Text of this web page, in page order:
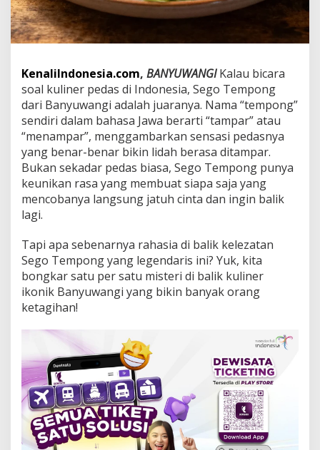
s
S
g
T
e
m
p
o
n
g
y
a
n
g
i
n
N
a
KenaliIndonesia.com, BANYUWANGIKalau bicara
soal kuliner pedas di Indonesia, Sego Tempong
dari Banyuwangi adalah juaranya. Nama “tempong”
sendiri dalam bahasa Jawa berarti “tampar” atau
“menampar”, menggambarkan sensasi pedasnya
yang benar-benar bikin lidah berasa ditampar.
Bukan sekadar pedas biasa, Sego Tempong punya
keunikan rasa yang membuat siapa saja yang
mencobanya langsung jatuh cinta dan ingin balik
lagi.
Tapi apa sebenarnya rahasia di balik kelezatan
Sego Tempong yang legendaris ini? Yuk, kita
bongkar satu per satu misteri di balik kuliner
ikonik Banyuwangi yang bikin banyak orang
ketagihan!